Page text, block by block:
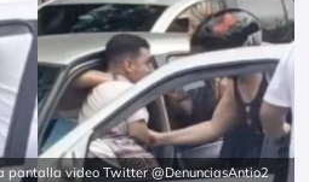
pantalla video Twitter @DenunciasAntio2